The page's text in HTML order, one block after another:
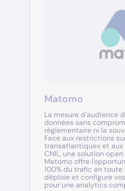
Matomo
La mesure d'audience
données sans
réglementaire ni la
Face aux restrictions
transatlantiques et aux
CNIL, une solution
Matomo offre
100% du trafic en
déploie et configure
pour une analytics